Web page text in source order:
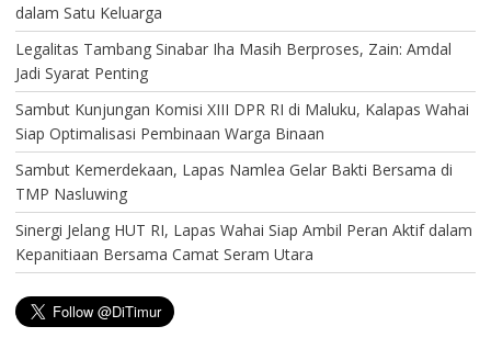
dalam Satu Keluarga
Legalitas Tambang Sinabar Iha Masih Berproses, Zain: Amdal
Jadi Syarat Penting
Sambut Kunjungan Komisi XIII DPR RI di Maluku, Kalapas Wahai
Siap Optimalisasi Pembinaan Warga Binaan
Sambut Kemerdekaan, Lapas Namlea Gelar Bakti Bersama di
TMP Nasluwing
Sinergi Jelang HUT RI, Lapas Wahai Siap Ambil Peran Aktif dalam
Kepanitiaan Bersama Camat Seram Utara